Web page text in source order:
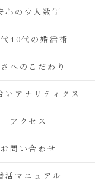
心の少人数制
40代の婚活術
へのこだわり
いアナリティクス
アクセス
お問い合わせ
活マニュアル